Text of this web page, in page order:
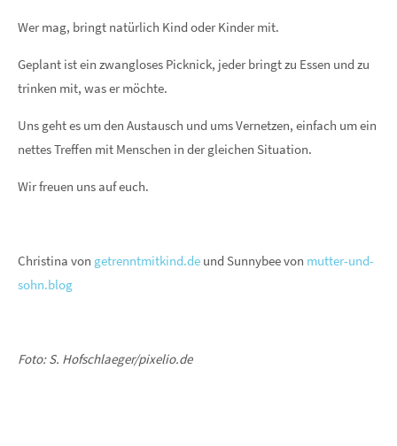
Wer mag, bringt natürlich Kind oder Kinder mit.
Geplant ist ein zwangloses Picknick, jeder bringt zu Essen und zu
trinken mit, was er möchte.
Uns geht es um den Austausch und ums Vernetzen, einfach um ein
nettes Treffen mit Menschen in der gleichen Situation.
Wir freuen uns auf euch.
Christina von getrenntmitkind.de und Sunnybee von mutter-und-
sohn.blog
Foto: S. Hofschlaeger/pixelio.de